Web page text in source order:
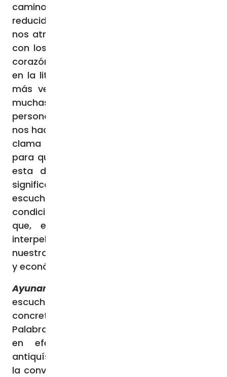
camino de salvación para sus hijos
reducidos a la esclavitud. Es un Dios que
nos atrae, que hoy también nos conmueve
con los pensamientos que hacen vibrar su
corazón. Por eso, la escucha de la Palabra
en la liturgia nos educa para una escucha
más verdadera de la realidad. Entre las
muchas voces que atraviesan nuestra vida
personal y social, las Sagradas Escrituras
nos hacen capaces de reconocer la voz que
clama desde el sufrimiento y la injusticia,
para que no quede sin respuesta. Entrar en
esta disposición interior de receptividad
significa dejarnos instruir hoy por Dios para
escuchar como Él, hasta reconocer que “la
condición de los pobres representa un grito
que, en la historia de la humanidad,
interpela constantemente nuestra vida,
nuestras sociedades, los sistemas políticos
y económicos, y especialmente a la Iglesia”.
Ayunar
escucha, el ayuno constituye una práctica
concreta que dispone a la acogida de la
Palabra de Dios. La abstinencia de alimento,
en efecto, es un ejercicio ascético
antiquísimo e insustituible en el camino de
la conversión. Precisamente porque implica